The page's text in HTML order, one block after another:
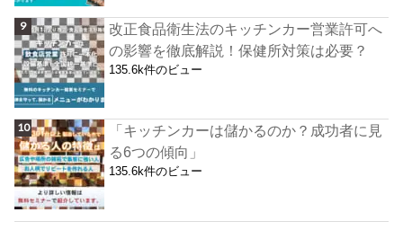
改正食品衛生法のキッチンカー営業許可へ
の影響を徹底解説！保健所対策は必要？
135.6k件のビュー
「キッチンカーは儲かるのか？成功者に見
る6つの傾向」
135.6k件のビュー